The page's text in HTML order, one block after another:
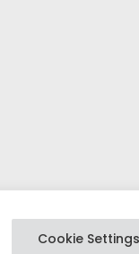
Cookie Settings